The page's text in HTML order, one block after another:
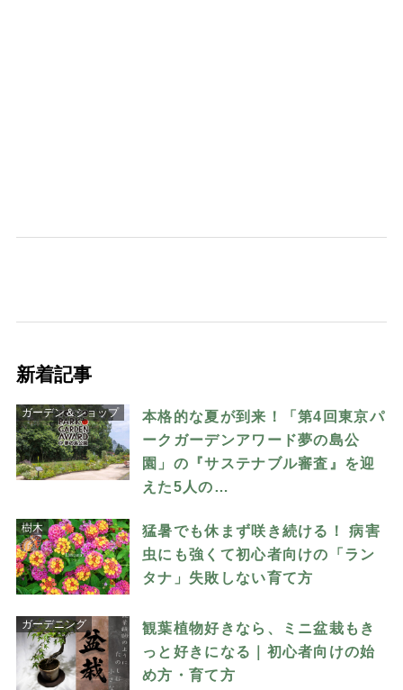
新着記事
ガーデン＆ショップ
本格的な夏が到来！「第4回東京パ
ークガーデンアワード夢の島公
園」の『サステナブル審査』を迎
えた5人の…
樹木
猛暑でも休まず咲き続ける！ 病害
虫にも強くて初心者向けの「ラン
タナ」失敗しない育て方
ガーデニング
観葉植物好きなら、ミニ盆栽もき
っと好きになる｜初心者向けの始
め方・育て方